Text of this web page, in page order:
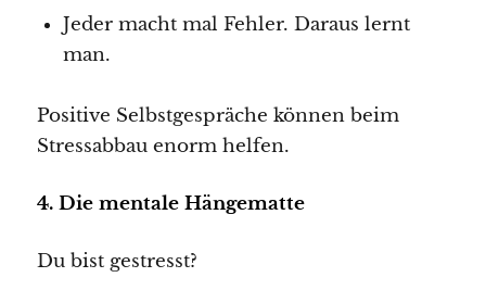
Jeder macht mal Fehler. Daraus lernt
man.
Positive Selbstgespräche können beim
Stressabbau enorm helfen.
4. Die mentale Hängematte
Du bist gestresst?